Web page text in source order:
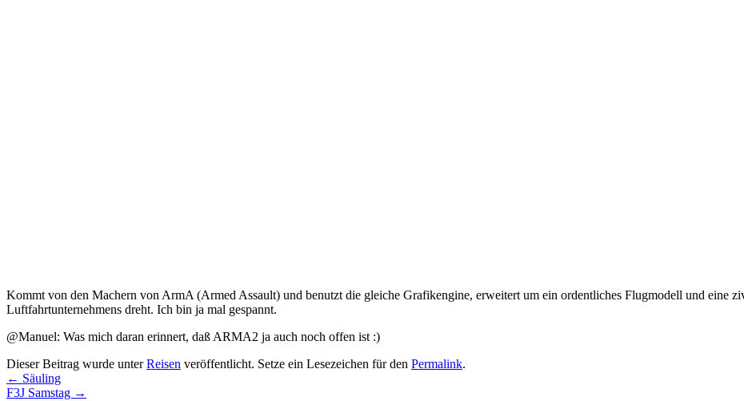
Kommt von den Machern von ArmA (Armed Assault) und benutzt die gleiche Grafikengine, erweitert um ein ordentliches Flugmodell und eine
Luftfahrtunternehmens dreht. Ich bin ja mal gespannt.
@Manuel: Was mich daran erinnert, daß ARMA2 ja auch noch offen ist :)
Dieser Beitrag wurde unterReisen veröffentlicht. Setze ein Lesezeichen für den Permalink.
← Säuling
F3J Samstag →